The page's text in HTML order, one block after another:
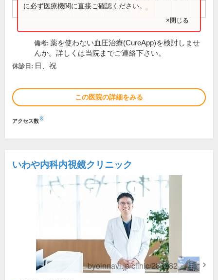
15:30～18:00 ● ● ●
に必ず医療機関に直接ご確認ください。
×閉じる
備考: 薬を使わない血圧治療(CureApp)を検討しませ
んか。詳しくは当院までご連絡下さい。
休診日: 日、祝
この医院の詳細をみる
アクセス数※
いわや内科内視鏡クリニック